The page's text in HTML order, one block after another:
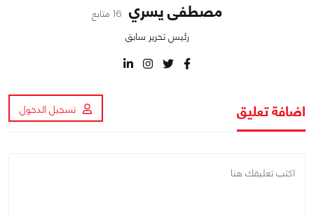
مصطفى يسري 16 متابع
رئيس تحرير سابق
اضافة تعليق تسجيل الدخول